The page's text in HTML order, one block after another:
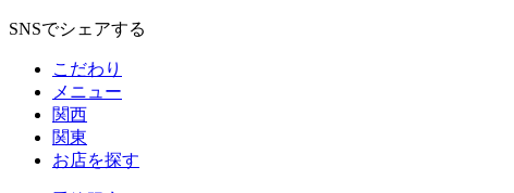
SNSでシェアする
こだわり
メニュー
関西
関東
お店を探す